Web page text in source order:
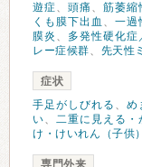
遊症、頭痛 、筋萎縮
くも膜下出血 、 一過
膜炎 、 多発性硬化症
レー症候群、 先天性
症状
手足がしびれる 、 め
い、 二重に見える・
け・けいれん（子供）
専門外来